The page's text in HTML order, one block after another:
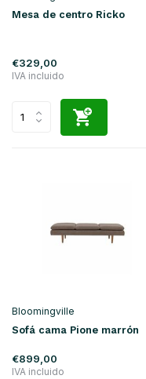
Mesa de centro Ricko
€329,00
IVA incluido
Bloomingville
Sofá cama Pione marrón
€899,00
IVA incluido